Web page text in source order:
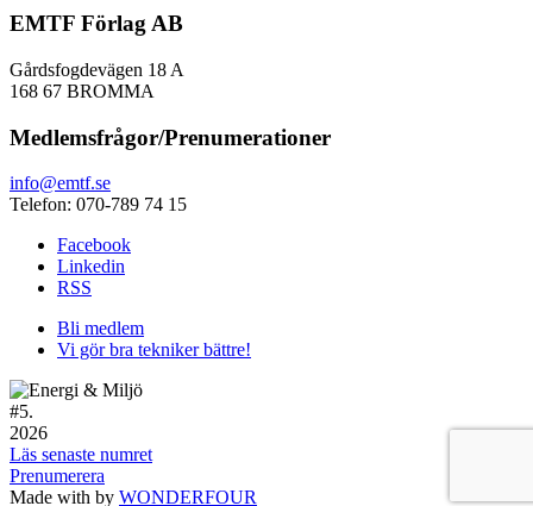
EMTF Förlag AB
Gårdsfogdevägen 18 A
168 67 BROMMA
Medlemsfrågor/Prenumerationer
info@emtf.se
Telefon: 070-789 74 15
Facebook
Linkedin
RSS
Bli medlem
Vi gör bra tekniker bättre!
#5.
2026
Läs senaste numret
Prenumerera
Made with by WONDERFOUR